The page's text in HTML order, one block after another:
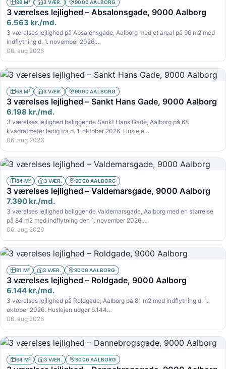
96 M² 3 VÆR. 9000 AALBORG
3 værelses lejlighed – Absalonsgade, 9000 Aalborg
6.563 kr./md.
3 værelses lejlighed på Absalonsgade, Aalborg med et areal på 96 m2 med
indflytning d. 1. november 2026.…
06. aug 2026
68 M² 3 VÆR. 9000 AALBORG
3 værelses lejlighed – Sankt Hans Gade, 9000 Aalborg
6.198 kr./md.
3 værelses lejlighed beliggende Sankt Hans Gade, Aalborg på 68
kvadratmeter ledig fra d. 1. oktober 2026. Husleje…
06. aug 2026
84 M² 3 VÆR. 9000 AALBORG
3 værelses lejlighed – Valdemarsgade, 9000 Aalborg
7.390 kr./md.
3 værelses lejlighed beliggende Valdemarsgade, Aalborg med en størrelse
på 84 m2 med indflytning den 1. november 2026.…
06. aug 2026
81 M² 3 VÆR. 9000 AALBORG
3 værelses lejlighed – Roldgade, 9000 Aalborg
6.144 kr./md.
3 værelses lejlighed på Roldgade, Aalborg på 81 m2 med indflytning d. 1.
oktober 2026. Huslejen udgør 6.144…
06. aug 2026
64 M² 3 VÆR. 9000 AALBORG